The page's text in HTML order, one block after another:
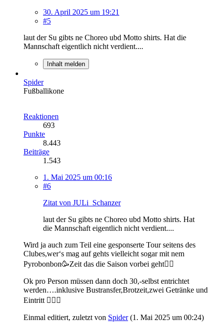
30. April 2025 um 19:21
#5
laut der Su gibts ne Choreo ubd Motto shirts. Hat die
Mannschaft eigentlich nicht verdient....
Inhalt melden
Spider
Fußballikone
Reaktionen
693
Punkte
8.443
Beiträge
1.543
1. Mai 2025 um 00:16
#6
Zitat von JULi_Schanzer
laut der Su gibts ne Choreo ubd Motto shirts. Hat
die Mannschaft eigentlich nicht verdient....
Wird ja auch zum Teil eine gesponserte Tour seitens des
Clubes,wer‘s mag auf gehts vielleicht sogar mit nem
Pyrobonbon🥳Zeit das die Saison vorbei geht✌🏻
Ok pro Person müssen dann doch 30,-selbst entrichtet
werden….inklusive Bustransfer,Brotzeit,zwei Getränke und
Eintritt 🙋🏼‍♂️
Einmal editiert, zuletzt von Spider(1. Mai 2025 um 00:24)